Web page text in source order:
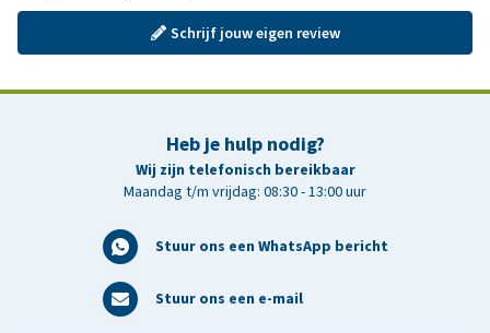
Schrijf jouw eigen review
Heb je hulp nodig?
Wij zijn telefonisch bereikbaar
Maandag t/m vrijdag: 08:30 - 13:00 uur
Stuur ons een WhatsApp bericht
Stuur ons een e-mail